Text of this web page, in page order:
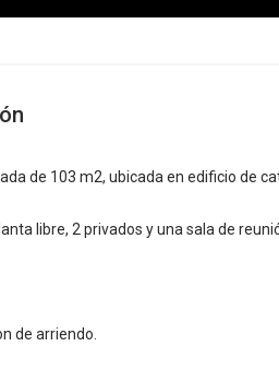
de 103 m2, ubicada en edificio de
libre, 2 privados y una sala de
de arriendo.